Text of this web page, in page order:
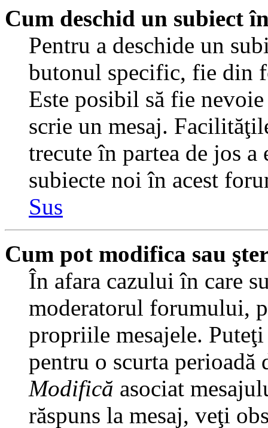
Cum deschid un subiect
Pentru a deschide un
butonul specific, fie din
Este posibil să fie
scrie un mesaj.
trecute în partea de jos
subiecte noi în acest
Sus
Cum pot modifica sau
În afara cazului în care
moderatorul forumului,
propriile mesajele.
pentru o scurta perioadă
Modifică asociat
răspuns la mesaj, veţi